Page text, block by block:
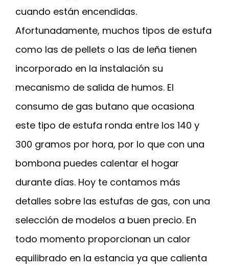
cuando están encendidas.
Afortunadamente, muchos tipos de estufa
como las de pellets o las de leña tienen
incorporado en la instalación su
mecanismo de salida de humos. El
consumo de gas butano que ocasiona
este tipo de estufa ronda entre los 140 y
300 gramos por hora, por lo que con una
bombona puedes calentar el hogar
durante días. Hoy te contamos más
detalles sobre las estufas de gas, con una
selección de modelos a buen precio. En
todo momento proporcionan un calor
equilibrado en la estancia ya que calienta